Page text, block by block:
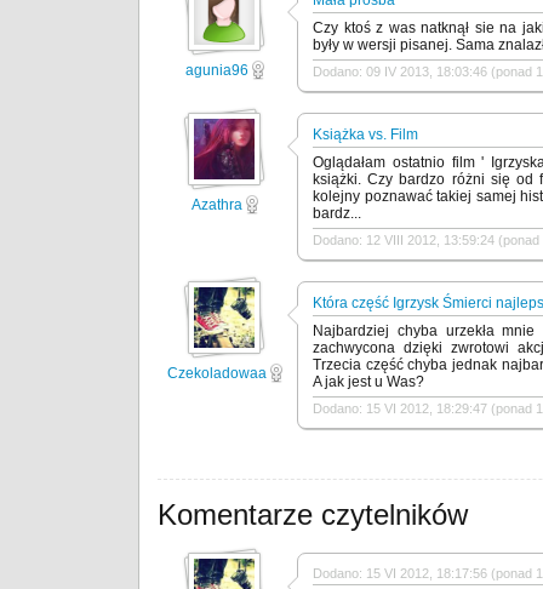
agunia96
Czy ktoś z was natknął sie na
były w wersji pisanej. Sama
Dodano: 09 IV 2013, 18:03:46 (ponad
Azathra
Książka vs. Film
Oglądałam ostatnio film '
książki. Czy bardzo różni się
kolejny poznawać takiej samej
bardz...
Dodano: 12 VIII 2012, 13:59:24
Czekoladowaa
Która część Igrzysk Śmierci
Najbardziej chyba urzekła
zachwycona dzięki zwrotowi
Trzecia część chyba jednak
A jak jest u Was?
Dodano: 15 VI 2012, 18:29:47 (ponad
Komentarze czytelników
Dodano: 15 VI 2012, 18:17:56 (ponad